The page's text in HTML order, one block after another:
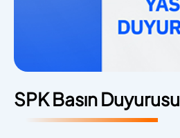
SPK Basın Duyurusu